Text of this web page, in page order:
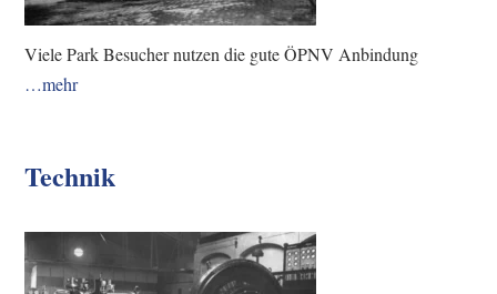
Viele Park Besucher nutzen die gute ÖPNV Anbindung
…mehr
Technik